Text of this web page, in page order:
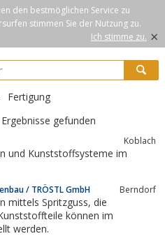
den bestmöglichen Service zu
stimmen Sie der Nutzung zu.
Ich stimme zu. ×
Fertigung
Ergebnisse gefunden
Koblach
und Kunststoffsysteme im
/ TRÖSTL GmbH Berndorf
Spritzguss, die
können im
werden.